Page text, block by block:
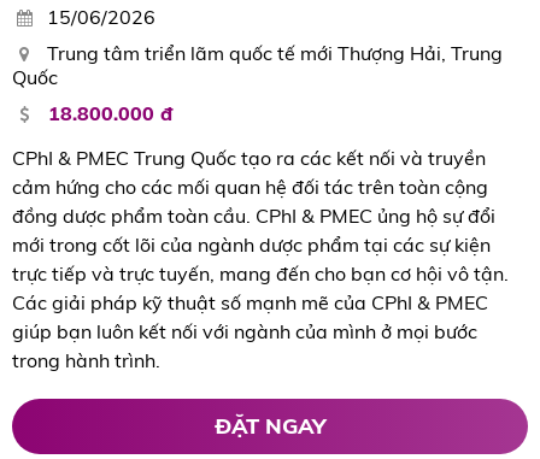
15/06/2026
Trung tâm triển lãm quốc tế mới Thượng Hải, Trung
Quốc
18.800.000 đ
CPhI & PMEC Trung Quốc tạo ra các kết nối và truyền
cảm hứng cho các mối quan hệ đối tác trên toàn cộng
đồng dược phẩm toàn cầu. CPhI & PMEC ủng hộ sự đổi
mới trong cốt lõi của ngành dược phẩm tại các sự kiện
trực tiếp và trực tuyến, mang đến cho bạn cơ hội vô tận.
Các giải pháp kỹ thuật số mạnh mẽ của CPhI & PMEC
giúp bạn luôn kết nối với ngành của mình ở mọi bước
trong hành trình.
ĐẶT NGAY